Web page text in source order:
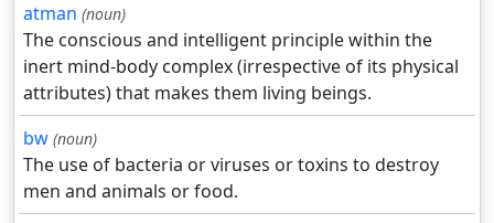
atman (noun)
The conscious and intelligent principle within the
inert mind-body complex (irrespective of its physical
attributes) that makes them living beings.
bw (noun)
The use of bacteria or viruses or toxins to destroy
men and animals or food.